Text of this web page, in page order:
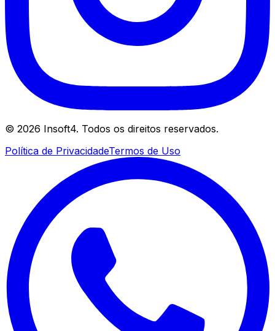
© 2026 Insoft4. Todos os direitos reservados.
Política de PrivacidadeTermos de Uso